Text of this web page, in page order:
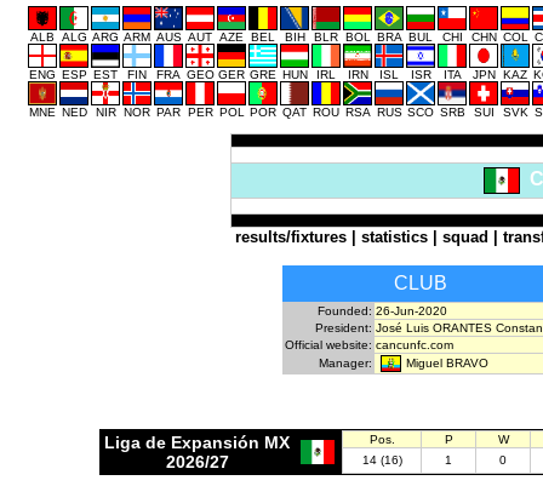
ALB ALG ARG ARM AUS AUT AZE BEL BIH BLR BOL BRA BUL CHI CHN COL
ENG ESP EST FIN FRA GEO GER GRE HUN IRL IRN ISL ISR ITA JPN KAZ
MNE NED NIR NOR PAR PER POL POR QAT ROU RSA RUS SCO SRB SUI SVK
results/fixtures statistics squad
CLUB
Founded: 26-Jun-2020
President: José Luis ORANTES
Official website: cancunfc.com
Manager:
Miguel BRAVO
Liga de Expansión MX
2026/27
Pos. P
W
14 (16)
1 0